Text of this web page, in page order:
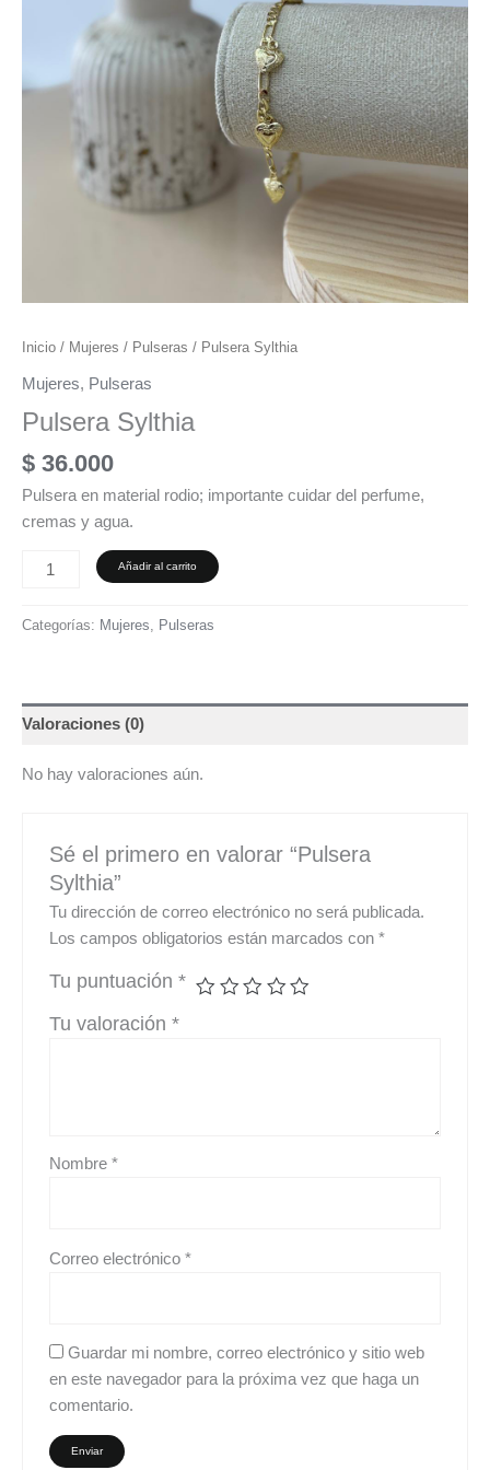
Inicio / Mujeres / Pulseras / Pulsera Sylthia
Mujeres, Pulseras
Pulsera Sylthia
$ 36.000
Pulsera en material rodio; importante cuidar del perfume,
cremas y agua.
Añadir al carrito
Categorías: Mujeres, Pulseras
Valoraciones (0)
No hay valoraciones aún.
Sé el primero en valorar “Pulsera
Sylthia”
Tu dirección de correo electrónico no será publicada.
Los campos obligatorios están marcados con*
Tu puntuación*
Tu valoración*
Nombre*
Correo electrónico*
Guardar mi nombre, correo electrónico y sitio web
en este navegador para la próxima vez que haga un
comentario.